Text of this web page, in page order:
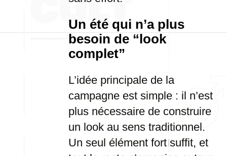
Un été qui n’a plus
besoin de “look
complet”
L’idée principale de la
campagne est simple : il n’est
plus nécessaire de construire
un look au sens traditionnel.
Un seul élément fort suffit, et